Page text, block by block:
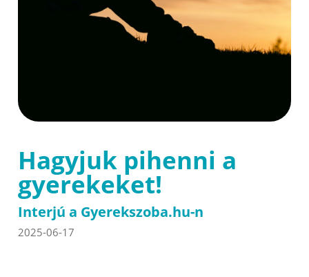
Hagyjuk pihenni a
gyerekeket!
Interjú a Gyerekszoba.hu-n
2025-06-17